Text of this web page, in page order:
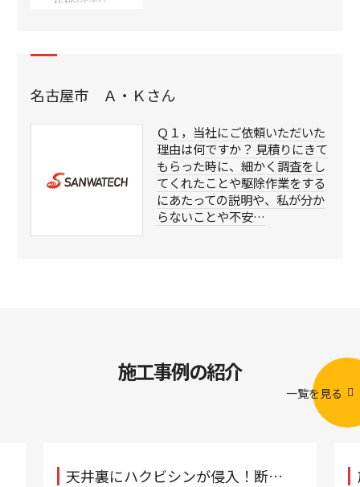
名古屋市 Ａ・Ｋさん
Ｑ１，当社にご依頼いただいた
理由は何ですか？ 見積りにきて
もらった時に、細かく調査をし
てくれたことや駆除作業をする
にあたっての説明や、私が分か
らないことや不安…
施工事例の紹介
一覧を見る
天井裏にハクビシンが侵入！断…